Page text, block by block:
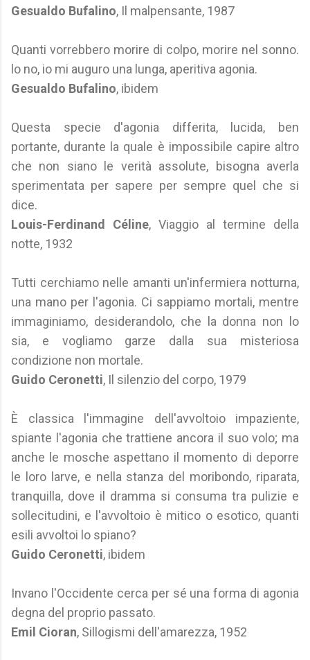
Gesualdo Bufalino, Il malpensante, 1987
Quanti vorrebbero morire di colpo, morire nel sonno.
lo no, io mi auguro una lunga, aperitiva agonia.
Gesualdo Bufalino, ibidem
Questa specie d'agonia differita, lucida, ben
portante, durante la quale è impossibile capire altro
che non siano le verità assolute, bisogna averla
sperimentata per sapere per sempre quel che si
dice.
Louis-Ferdinand Céline, Viaggio al termine della
notte, 1932
Tutti cerchiamo nelle amanti un'infermiera notturna,
una mano per l'agonia. Ci sappiamo mortali, mentre
immaginiamo, desiderandolo, che la donna non lo
sia, e vogliamo garze dalla sua misteriosa
condizione non mortale.
Guido Ceronetti, Il silenzio del corpo, 1979
È classica l'immagine dell'avvoltoio impaziente,
spiante l'agonia che trattiene ancora il suo volo; ma
anche le mosche aspettano il momento di deporre
le loro larve, e nella stanza del moribondo, riparata,
tranquilla, dove il dramma si consuma tra pulizie e
sollecitudini, e l'avvoltoio è mitico o esotico, quanti
esili avvoltoi lo spiano?
Guido Ceronetti, ibidem
Invano l'Occidente cerca per sé una forma di agonia
degna del proprio passato.
Emil Cioran, Sillogismi dell'amarezza, 1952